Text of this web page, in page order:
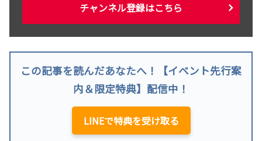
チャンネル登録はこちら
この記事を読んだあなたへ！【イベント先行案
内＆限定特典】配信中！
LINEで特典を受け取る